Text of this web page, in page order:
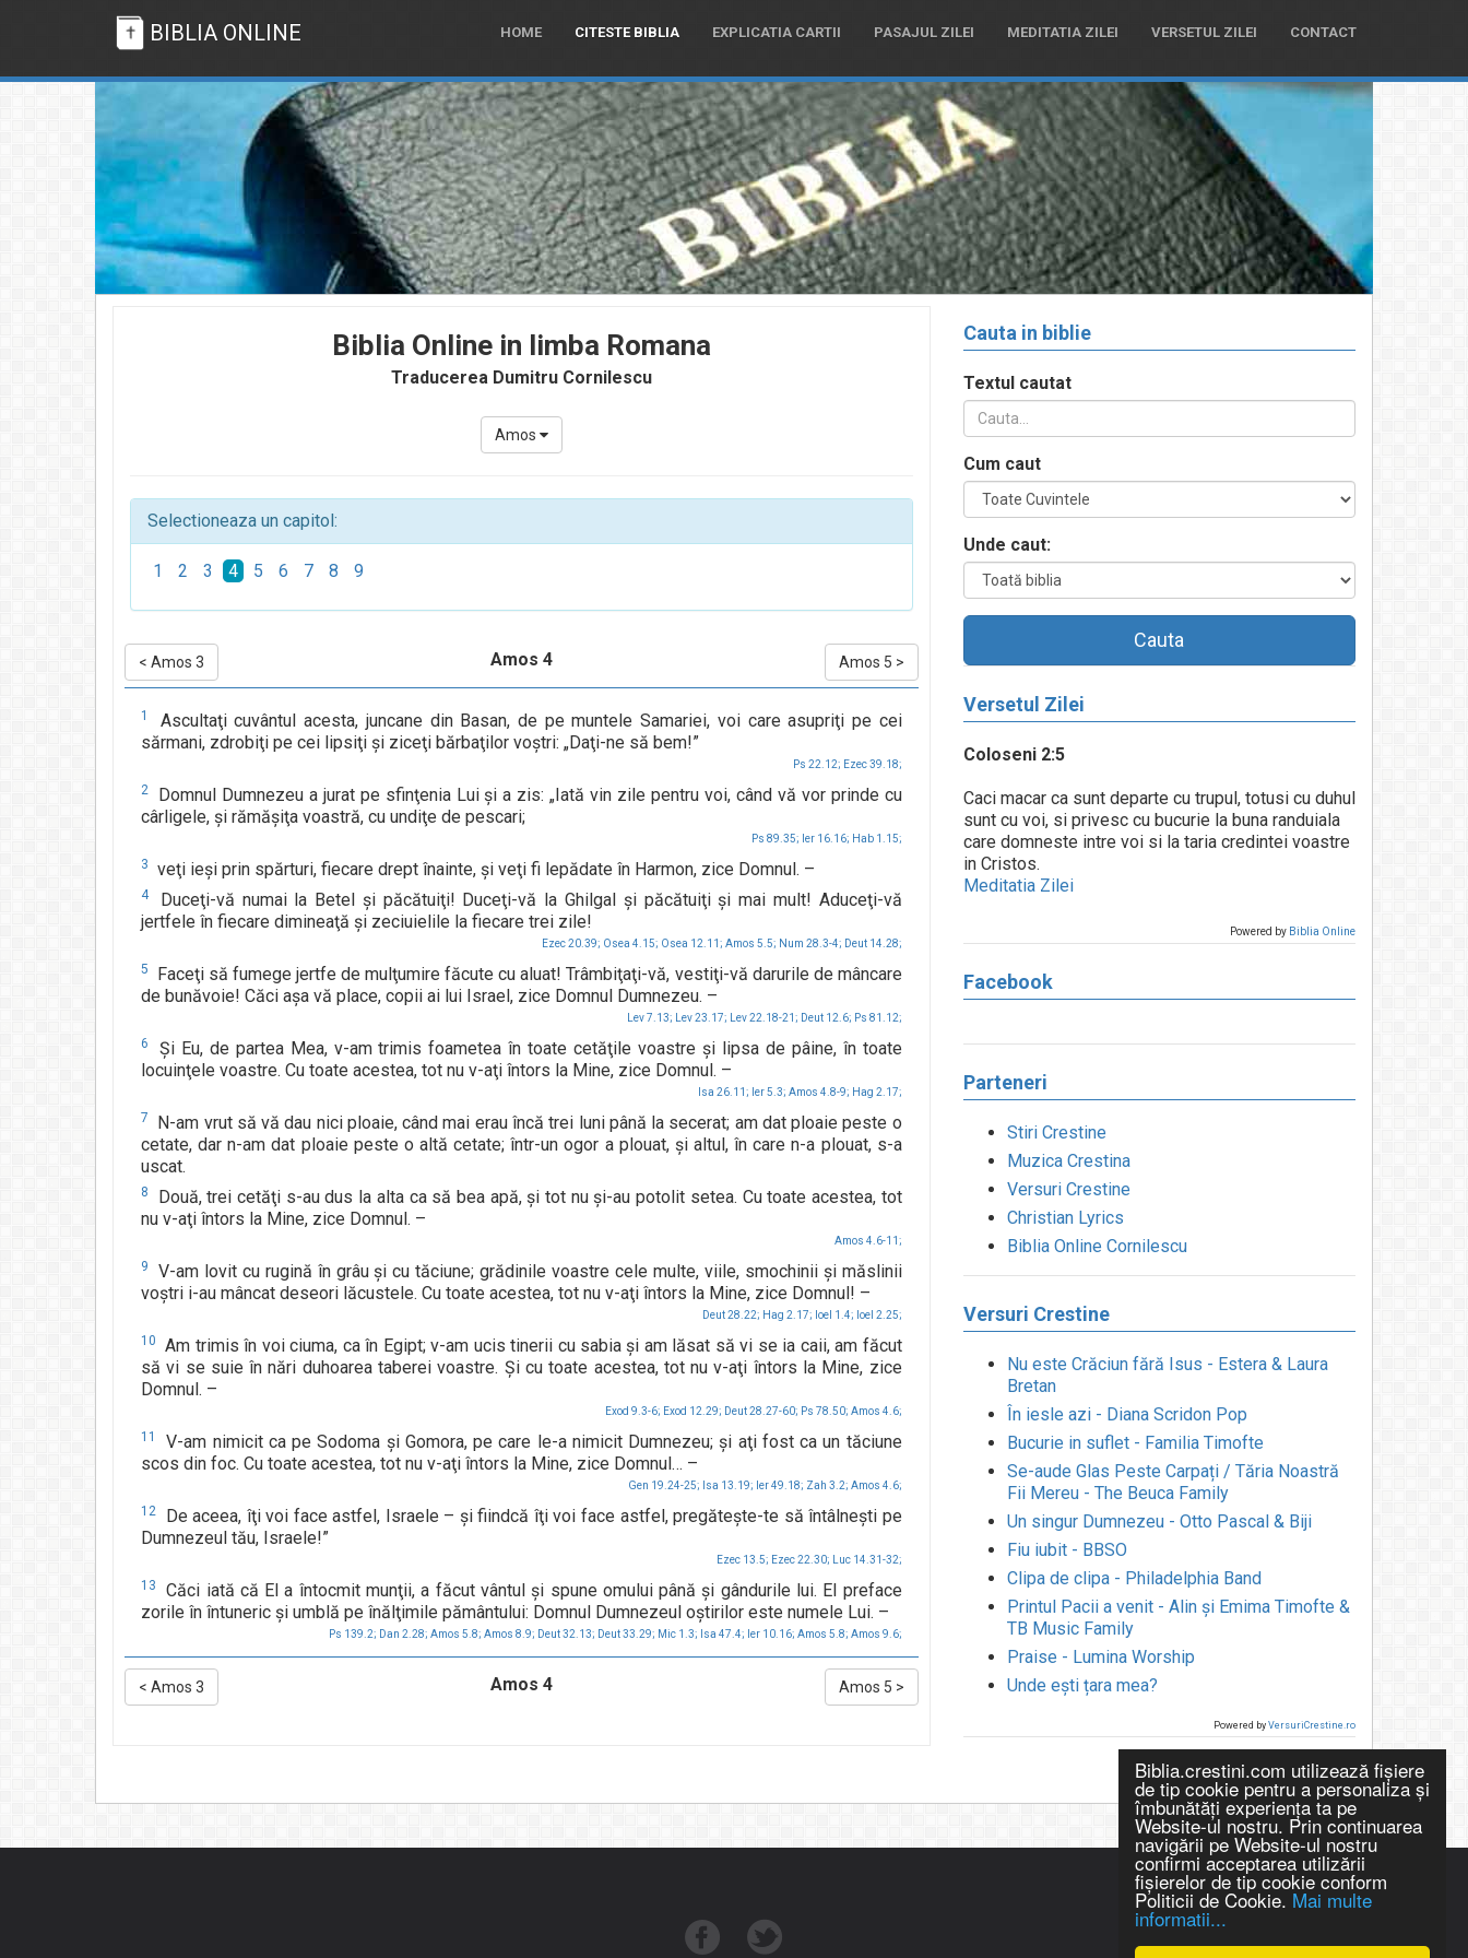
Biblia.crestini.com utilizează fişiere
de tip cookie pentru a personaliza și
îmbunătăți experiența ta pe
Website-ul nostru. Prin continuarea
navigării pe Website-ul nostru
confirmi acceptarea utilizării
fişierelor de tip cookie conform
Politicii de Cookie. Mai multe
informatii...
BIBLIA ONLINE HOME CITESTE BIBLIA EXPLICATIA CARTII PASAJUL ZILEI MEDITATIA ZILEI VERSETUL ZILEI CONTACT
Biblia Online in limba Romana
Traducerea Dumitru Cornilescu
Amos
Selectioneaza un capitol:
1 2 3 4 5 6 7 8 9
< Amos 3 Amos 4 Amos 5 >
1
Ascultaţi cuvântul acesta, juncane din Basan, de pe muntele Samariei, voi care asupriţi pe cei
sărmani, zdrobiţi pe cei lipsiţi şi ziceţi bărbaţilor voştri: „Daţi-ne să bem!”
Ps 22.12; Ezec 39.18;
2
Domnul Dumnezeu a jurat pe sfinţenia Lui şi a zis: „Iată vin zile pentru voi, când vă vor prinde cu
cârligele, şi rămăşiţa voastră, cu undiţe de pescari;
Ps 89.35; Ier 16.16; Hab 1.15;
3 veţi ieşi prin spărturi, fiecare drept înainte, şi veţi fi lepădate în Harmon, zice Domnul. –
4
Duceţi-vă numai la Betel şi păcătuiţi! Duceţi-vă la Ghilgal şi păcătuiţi şi mai mult! Aduceţi-vă
jertfele în fiecare dimineaţă şi zeciuielile la fiecare trei zile!
Ezec 20.39; Osea 4.15; Osea 12.11; Amos 5.5; Num 28.3-4; Deut 14.28;
5
Faceţi să fumege jertfe de mulţumire făcute cu aluat! Trâmbiţaţi-vă, vestiţi-vă darurile de mâncare
de bunăvoie! Căci aşa vă place, copii ai lui Israel, zice Domnul Dumnezeu. –
Lev 7.13; Lev 23.17; Lev 22.18-21; Deut 12.6; Ps 81.12;
6
Şi Eu, de partea Mea, v-am trimis foametea în toate cetăţile voastre şi lipsa de pâine, în toate
locuinţele voastre. Cu toate acestea, tot nu v-aţi întors la Mine, zice Domnul. –
Isa 26.11; Ier 5.3; Amos 4.8-9; Hag 2.17;
7
N-am vrut să vă dau nici ploaie, când mai erau încă trei luni până la secerat; am dat ploaie peste o
cetate, dar n-am dat ploaie peste o altă cetate; într-un ogor a plouat, şi altul, în care n-a plouat, s-a
uscat.
8
Două, trei cetăţi s-au dus la alta ca să bea apă, şi tot nu şi-au potolit setea. Cu toate acestea, tot
nu v-aţi întors la Mine, zice Domnul. –
Amos 4.6-11;
9
V-am lovit cu rugină în grâu şi cu tăciune; grădinile voastre cele multe, viile, smochinii şi măslinii
voştri i-au mâncat deseori lăcustele. Cu toate acestea, tot nu v-aţi întors la Mine, zice Domnul! –
Deut 28.22; Hag 2.17; Ioel 1.4; Ioel 2.25;
10
Am trimis în voi ciuma, ca în Egipt; v-am ucis tinerii cu sabia şi am lăsat să vi se ia caii, am făcut
să vi se suie în nări duhoarea taberei voastre. Şi cu toate acestea, tot nu v-aţi întors la Mine, zice
Domnul. –
Exod 9.3-6; Exod 12.29; Deut 28.27-60; Ps 78.50; Amos 4.6;
11
V-am nimicit ca pe Sodoma şi Gomora, pe care le-a nimicit Dumnezeu; şi aţi fost ca un tăciune
scos din foc. Cu toate acestea, tot nu v-aţi întors la Mine, zice Domnul… –
Gen 19.24-25; Isa 13.19; Ier 49.18; Zah 3.2; Amos 4.6;
12
De aceea, îţi voi face astfel, Israele – şi fiindcă îţi voi face astfel, pregăteşte-te să întâlneşti pe
Dumnezeul tău, Israele!”
Ezec 13.5; Ezec 22.30; Luc 14.31-32;
13
Căci iată că El a întocmit munţii, a făcut vântul şi spune omului până şi gândurile lui. El preface
zorile în întuneric şi umblă pe înălţimile pământului: Domnul Dumnezeul oştirilor este numele Lui. –
Ps 139.2; Dan 2.28; Amos 5.8; Amos 8.9; Deut 32.13; Deut 33.29; Mic 1.3; Isa 47.4; Ier 10.16; Amos 5.8; Amos 9.6;
< Amos 3 Amos 4 Amos 5 >
Cauta in biblie
Textul cautat
Cum caut
Unde caut:
Cauta
Versetul Zilei
Coloseni 2:5
Caci macar ca sunt departe cu trupul, totusi cu duhul
sunt cu voi, si privesc cu bucurie la buna randuiala
care domneste intre voi si la taria credintei voastre
in Cristos.
Meditatia Zilei
Powered by Biblia Online
Facebook
Parteneri
Stiri Crestine
Muzica Crestina
Versuri Crestine
Christian Lyrics
Biblia Online Cornilescu
Versuri Crestine
Nu este Crăciun fără Isus - Estera & Laura
Bretan
În iesle azi - Diana Scridon Pop
Bucurie in suflet - Familia Timofte
Se-aude Glas Peste Carpați / Tăria Noastră
Fii Mereu - The Beuca Family
Un singur Dumnezeu - Otto Pascal & Biji
Fiu iubit - BBSO
Clipa de clipa - Philadelphia Band
Printul Pacii a venit - Alin și Emima Timofte &
TB Music Family
Praise - Lumina Worship
Unde ești țara mea?
Powered by VersuriCrestine.ro